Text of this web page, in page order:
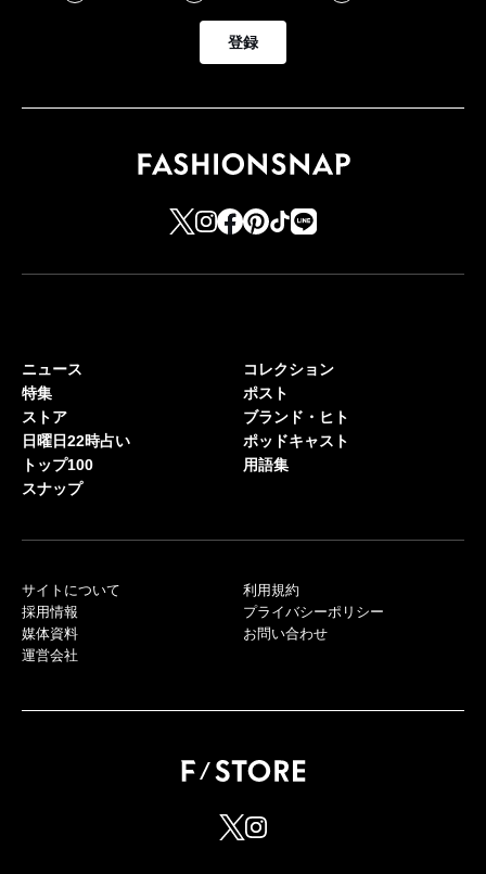
登録
ニュース
特集
ストア
日曜日22時占い
トップ100
スナップ
コレクション
ポスト
ブランド・ヒト
ポッドキャスト
用語集
サイトについて
採用情報
媒体資料
運営会社
利用規約
プライバシーポリシー
お問い合わせ